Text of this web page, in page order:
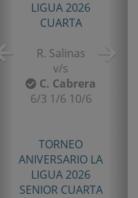
TORNEO TENIS TOUR
QUINTA 2026
E. Castro
v/s
I. Rubiño
TORNEO TENIS TOUR
QUINTA 2026
PRIMERA